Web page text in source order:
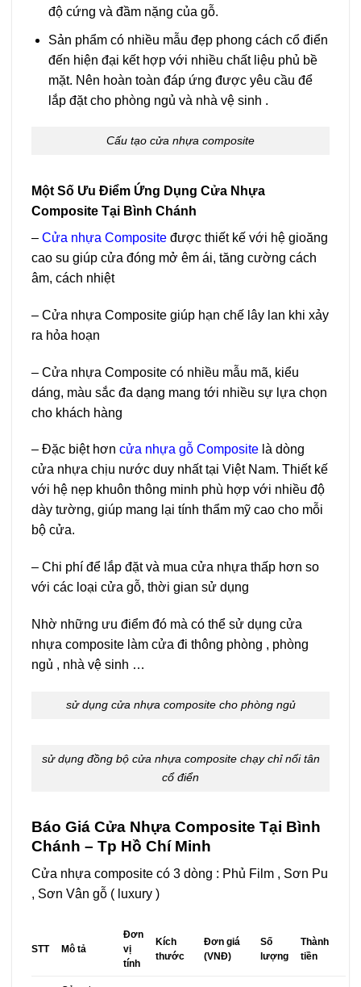
độ cứng và đầm nặng của gỗ.
Sản phẩm có nhiều mẫu đẹp phong cách cổ điển
đến hiện đại kết hợp với nhiều chất liệu phủ bề
mặt. Nên hoàn toàn đáp ứng được yêu cầu để
lắp đặt cho phòng ngủ và nhà vệ sinh .
Cấu tạo cửa nhựa composite
Một Số Ưu Điểm Ứng Dụng Cửa Nhựa
Composite Tại Bình Chánh
– Cửa nhựa Composite được thiết kế với hệ gioăng
cao su giúp cửa đóng mở êm ái, tăng cường cách
âm, cách nhiệt
– Cửa nhựa Composite giúp hạn chế lây lan khi xảy
ra hỏa hoạn
– Cửa nhựa Composite có nhiều mẫu mã, kiểu
dáng, màu sắc đa dạng mang tới nhiều sự lựa chọn
cho khách hàng
– Đặc biệt hơn cửa nhựa gỗ Composite là dòng
cửa nhựa chịu nước duy nhất tại Việt Nam. Thiết kế
với hệ nẹp khuôn thông minh phù hợp với nhiều độ
dày tường, giúp mang lại tính thẩm mỹ cao cho mỗi
bộ cửa.
– Chi phí để lắp đặt và mua cửa nhựa thấp hơn so
với các loại cửa gỗ, thời gian sử dụng
Nhờ những ưu điểm đó mà có thể sử dụng cửa
nhựa composite làm cửa đi thông phòng , phòng
ngủ , nhà vệ sinh …
sử dụng cửa nhựa composite cho phòng ngủ
sử dụng đồng bộ cửa nhựa composite chạy chỉ nổi tân
cổ điển
Báo Giá Cửa Nhựa Composite Tại Bình
Chánh – Tp Hồ Chí Minh
Cửa nhựa composite có 3 dòng : Phủ Film , Sơn Pu
, Sơn Vân gỗ ( luxury )
STT Mô tả
Đơn
vị
tính
Kích
thước
Đơn giá
(VNĐ)
Số
lượng
Thành
tiền